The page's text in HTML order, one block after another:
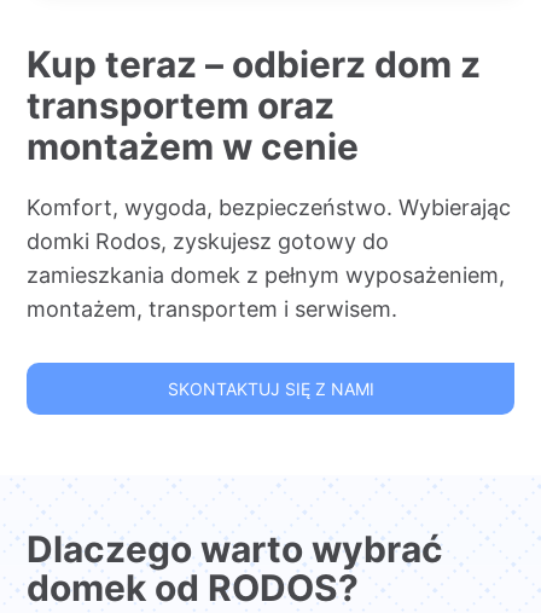
Kup teraz – odbierz dom z
transportem oraz
montażem w cenie
Komfort, wygoda, bezpieczeństwo. Wybierając
domki Rodos, zyskujesz gotowy do
zamieszkania domek z pełnym wyposażeniem,
montażem, transportem i serwisem.
SKONTAKTUJ SIĘ Z NAMI
Dlaczego warto wybrać
domek od RODOS?